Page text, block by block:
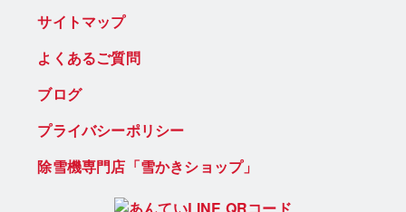
サイトマップ
よくあるご質問
ブログ
プライバシーポリシー
除雪機専門店「雪かきショップ」